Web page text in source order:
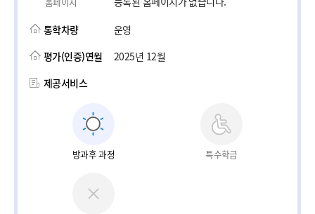
통학차량
운영
평가(인증)연월
2025년 12월
제공서비스
방과후 과정 특수학급